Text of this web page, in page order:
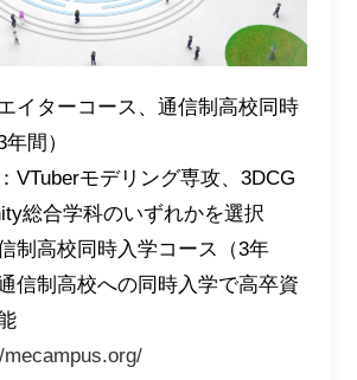
イターコース、通信制高校同時
間）
VTuberモデリング専攻、3DCG
総合学科のいずれかを選択
制高校同時入学コース（3年
信制高校への同時入学で高卒資
mecampus.org/